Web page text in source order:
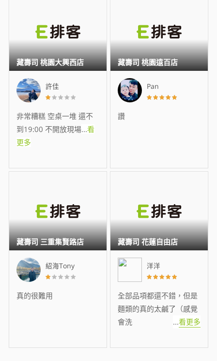
許佳
非常糟糕 空桌一堆 還不
到19:00 不開放現場...看
更多
藏壽司 桃園大興西店
Pan
讚
藏壽司 桃園遠百店
紹海Tony
真的很難用
藏壽司 三重集賢路店
洋洋
全部品項都還不錯，但是
麵類的真的太鹹了（感覺
會洗
...看更多
藏壽司 花蓮自由店